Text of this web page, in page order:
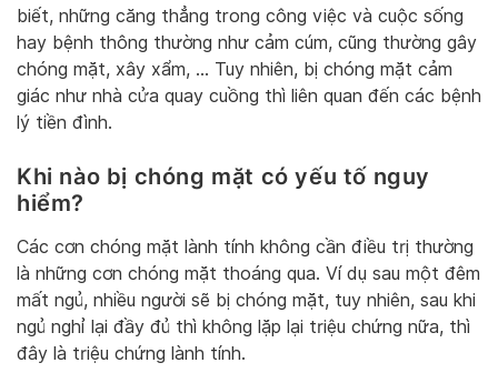
biết, những căng thẳng trong công việc và cuộc sống
hay bệnh thông thường như cảm cúm, cũng thường gây
chóng mặt, xây xẩm, … Tuy nhiên, bị chóng mặt cảm
giác như nhà cửa quay cuồng thì liên quan đến các bệnh
lý tiền đình.
Khi nào bị chóng mặt có yếu tố nguy
hiểm?
Các cơn chóng mặt lành tính không cần điều trị thường
là những cơn chóng mặt thoáng qua. Ví dụ sau một đêm
mất ngủ, nhiều người sẽ bị chóng mặt, tuy nhiên, sau khi
ngủ nghỉ lại đầy đủ thì không lặp lại triệu chứng nữa, thì
đây là triệu chứng lành tính.